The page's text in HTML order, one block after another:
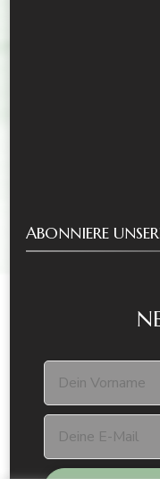
ABONNIERE